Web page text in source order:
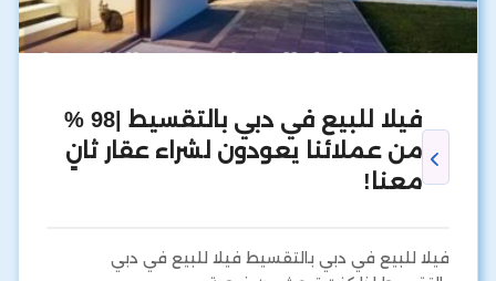
فيلا للبيع في دبي بالتقسيط |98 %
من عملائنا يعودون لشراء عقار ثانٍ
معنا!
فيلا للبيع في دبي بالتقسيط فيلا للبيع في دبي